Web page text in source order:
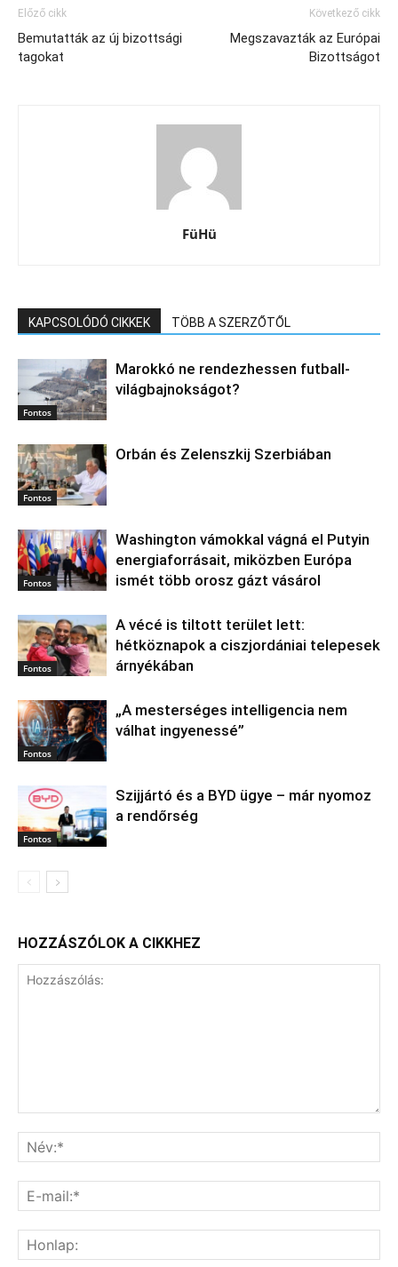
Előző cikk
Bemutatták az új bizottsági
tagokat
Következő cikk
Megszavazták az Európai
Bizottságot
FüHü
KAPCSOLÓDÓ CIKKEK TÖBB A SZERZŐTŐL
Fontos
Marokkó ne rendezhessen futball-
világbajnokságot?
Fontos
Orbán és Zelenszkij Szerbiában
Fontos
Washington vámokkal vágná el Putyin
energiaforrásait, miközben Európa
ismét több orosz gázt vásárol
Fontos
A vécé is tiltott terület lett:
hétköznapok a ciszjordániai telepesek
árnyékában
Fontos
„A mesterséges intelligencia nem
válhat ingyenessé”
Fontos
Szijjártó és a BYD ügye – már nyomoz
a rendőrség
HOZZÁSZÓLOK A CIKKHEZ